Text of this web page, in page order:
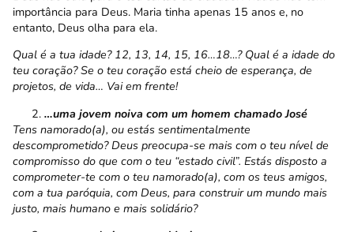
importância para Deus. Maria tinha apenas 15 anos e, no
entanto, Deus olha para ela.
Qual é a tua idade? 12, 13, 14, 15, 16…18…? Qual é a idade do
teu coração? Se o teu coração está cheio de esperança, de
projetos, de vida… Vai em frente!
…uma jovem noiva com um homem chamado José
Tens namorado(a), ou estás sentimentalmente
descomprometido? Deus preocupa-se mais com o teu nível de
compromisso do que com o teu “estado civil”. Estás disposto a
comprometer-te com o teu namorado(a), com os teus amigos,
com a tua paróquia, com Deus, para construir um mundo mais
justo, mais humano e mais solidário?